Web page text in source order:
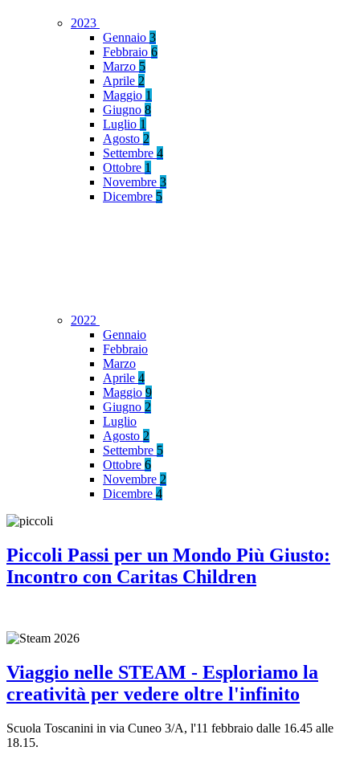
2023
Gennaio 3
Febbraio 6
Marzo 5
Aprile 2
Maggio 1
Giugno 8
Luglio 1
Agosto 2
Settembre 4
Ottobre 1
Novembre 3
Dicembre 5
2022
Gennaio
Febbraio
Marzo
Aprile 4
Maggio 9
Giugno 2
Luglio
Agosto 2
Settembre 5
Ottobre 6
Novembre 2
Dicembre 4
Piccoli Passi per un Mondo Più Giusto:
Incontro con Caritas Children
Viaggio nelle STEAM - Esploriamo la
creatività per vedere oltre l'infinito
Scuola Toscanini in via Cuneo 3/A, l'11 febbraio dalle 16.45 alle
18.15.